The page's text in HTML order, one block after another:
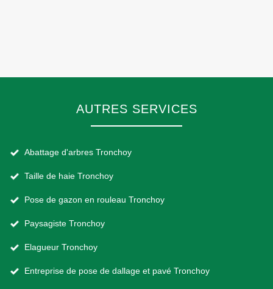
AUTRES SERVICES
Abattage d'arbres Tronchoy
Taille de haie Tronchoy
Pose de gazon en rouleau Tronchoy
Paysagiste Tronchoy
Elagueur Tronchoy
Entreprise de pose de dallage et pavé Tronchoy